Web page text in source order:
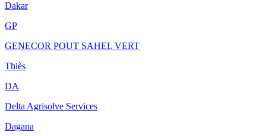
Dakar
GP
GENECOR POUT SAHEL VERT
Thiès
DA
Delta Agrisolve Services
Dagana